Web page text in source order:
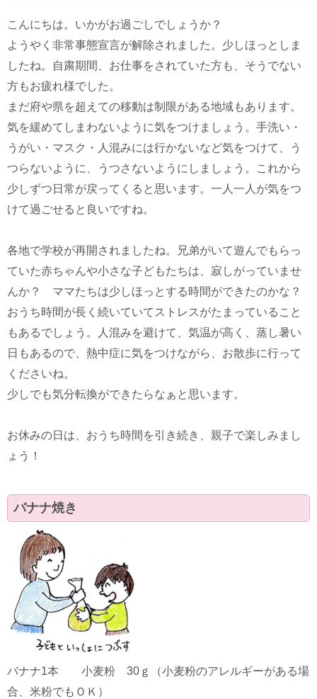
こんにちは。いかがお過ごしでしょうか？
ようやく非常事態宣言が解除されました。少しほっとしま
したね。自粛期間、お仕事をされていた方も、そうでない
方もお疲れ様でした。
まだ府や県を超えての移動は制限がある地域もあります。
気を緩めてしまわないように気をつけましょう。手洗い・
うがい・マスク・人混みには行かないなど気をつけて、う
つらないように、うつさないようにしましょう。これから
少しずつ日常が戻ってくると思います。一人一人が気をつ
けて過ごせると良いですね。
各地で学校が再開されましたね。兄弟がいて遊んでもらっ
ていた赤ちゃんや小さな子どもたちは、寂しがっていませ
んか？ ママたちは少しほっとする時間ができたのかな？
おうち時間が長く続いていてストレスがたまっていること
もあるでしょう。人混みを避けて、気温が高く、蒸し暑い
日もあるので、熱中症に気をつけながら、お散歩に行って
くださいね。
少しでも気分転換ができたらなぁと思います。
お休みの日は、おうち時間を引き続き、親子で楽しみまし
ょう！
バナナ焼き
バナナ1本 小麦粉 30ｇ（小麦粉のアレルギーがある場
合、米粉でもＯＫ）